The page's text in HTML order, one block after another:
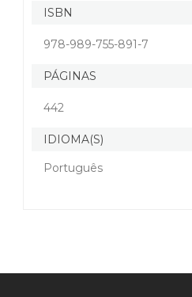
ISBN
978-989-755-891-7
PÁGINAS
442
IDIOMA(S)
Português